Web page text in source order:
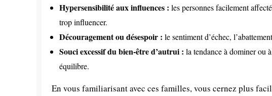
Hypersensibilité aux influences : les personnes facilement
trop influencer.
Découragement ou désespoir : le sentiment d’échec,
Souci excessif du bien-être d’autrui : la tendance à dominer ou
équilibre.
En vous familiarisant avec ces familles, vous cernez plus